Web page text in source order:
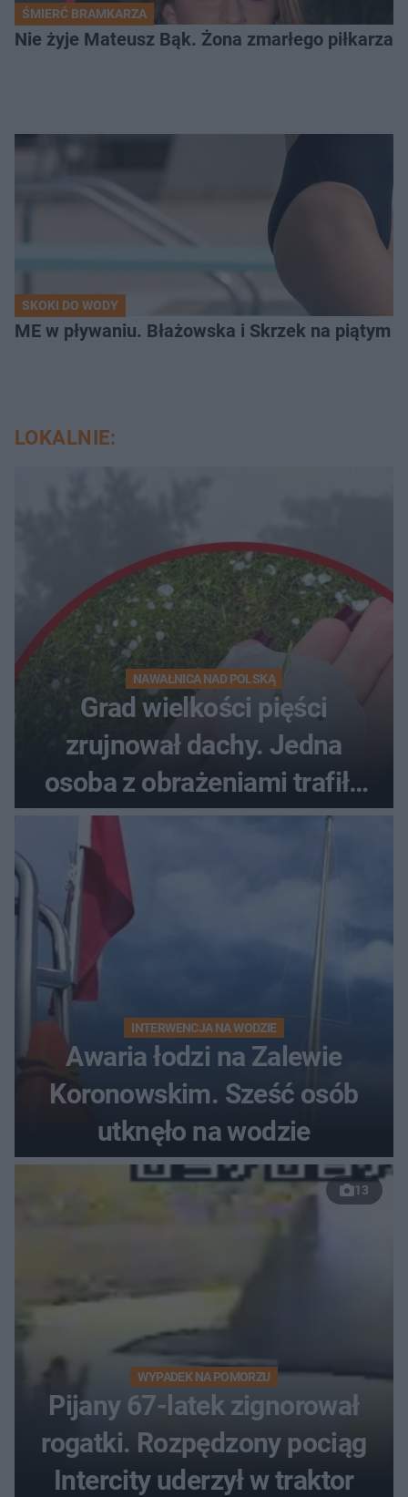
ŚMIERĆ BRAMKARZA
Nie żyje Mateusz Bąk. Żona zmarłego piłkarza
SKOKI DO WODY
ME w pływaniu. Błażowska i Skrzek na piątym
LOKALNIE:
NAWAŁNICA NAD POLSKĄ
Grad wielkości pięści
zrujnował dachy. Jedna
osoba z obrażeniami trafiła
do szpitala
INTERWENCJA NA WODZIE
Awaria łodzi na Zalewie
Koronowskim. Sześć osób
utknęło na wodzie
13
WYPADEK NA POMORZU
Pijany 67-latek zignorował
rogatki. Rozpędzony pociąg
Intercity uderzył w traktor